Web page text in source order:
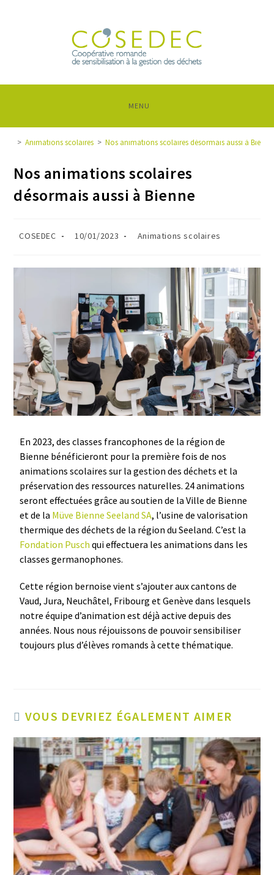
MENU
> Animations scolaires > Nos animations scolaires désormais aussi à Bienne
Nos animations scolaires
désormais aussi à Bienne
COSEDEC 10/01/2023 Animations scolaires
En 2023, des classes francophones de la région de
Bienne bénéficieront pour la première fois de nos
animations scolaires sur la gestion des déchets et la
préservation des ressources naturelles. 24 animations
seront effectuées grâce au soutien de la Ville de Bienne
et de la Müve Bienne Seeland SA, l’usine de valorisation
thermique des déchets de la région du Seeland. C’est la
Fondation Pusch qui effectuera les animations dans les
classes germanophones.
Cette région bernoise vient s’ajouter aux cantons de
Vaud, Jura, Neuchâtel, Fribourg et Genève dans lesquels
notre équipe d’animation est déjà active depuis des
années. Nous nous réjouissons de pouvoir sensibiliser
toujours plus d’élèves romands à cette thématique.
VOUS DEVRIEZ ÉGALEMENT AIMER